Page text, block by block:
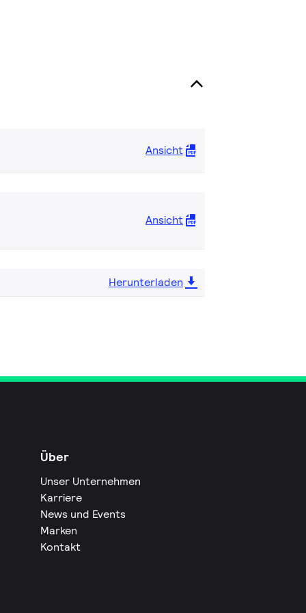
Ansicht
Ansicht
Herunterladen
Über
Unser Unternehmen
Karriere
News und Events
Marken
Kontakt